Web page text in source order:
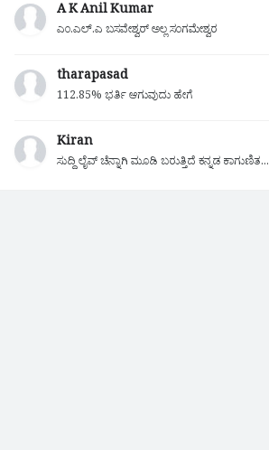
A K Anil Kumar
ಎಂ.ಎಲ್.ಎ ಬಸವೇಶ್ವರ್ ಅಲ್ಲ ಸಂಗಮೇಶ್ವರ
tharapasad
112.85% ಭರ್ತಿ ಆಗುವುದು ಹೇಗೆ
Kiran
ಸುದ್ದಿ ಲೈವ್ ಚೆನ್ನಾಗಿ ಮೂಡಿ ಬರುತ್ತಿದೆ ಕನ್ನಡ ಕಾಗುಣಿತ...